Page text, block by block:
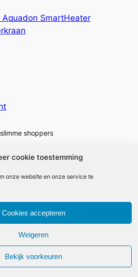
cookie toestemming
onze website en onze service te
Cookies accepteren
Weigeren
Bekijk voorkeuren
Aquadon SmartHeater
shoppers
Voorwaarden en condities
contact met ons op
Facebook
Twitter/X